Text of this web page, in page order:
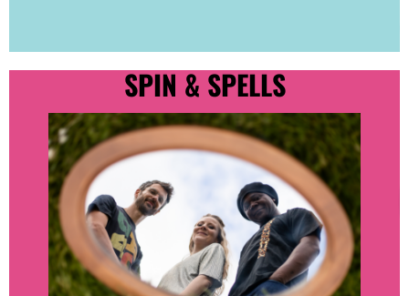
SPIN & SPELLS